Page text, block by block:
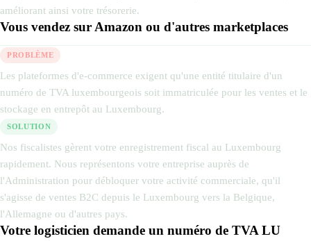
améliorant ainsi votre trésorerie.
Vous vendez sur Amazon ou d'autres marketplaces
PROBLÈME
Les plateformes d'e-commerce exigent qu'une entité titulaire d'un
numéro de TVA luxembourgeois soit immatriculée pour les ventes et le
stockage en entrepôt au Luxembourg.
SOLUTION
Nos fiscalistes gèrent votre enregistrement fiscal au Luxembourg
rapidement. Nous représentons votre entreprise auprès de
l'Administration pour débloquer votre activité commerciale, qu'il
s'agisse de ventes B2C depuis le Luxembourg vers la Belgique,
l'Allemagne ou d'autres pays.
Votre logisticien demande un numéro de TVA LU